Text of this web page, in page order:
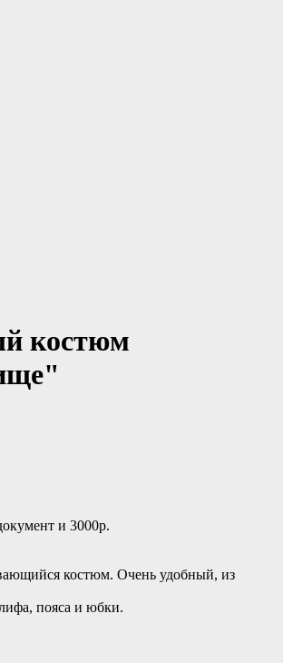
костюм
и 3000р.
костюм. Очень удобный, из
пояса и юбки.